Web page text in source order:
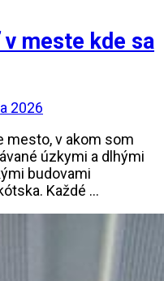
meste kde sa
2026
mesto, v akom som
úzkymi a dlhými
budovami
Každé …